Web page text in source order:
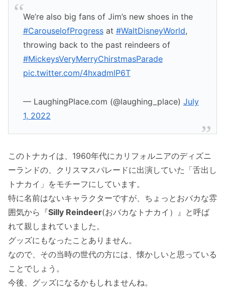
We’re also big fans of Jim’s new shoes in the
#CarouselofProgressat #WaltDisneyWorld,
throwing back to the past reindeers of
#MickeysVeryMerryChirstmasParade
pic.twitter.com/4hxadmlP6T
— LaughingPlace.com (@laughing_place) July
1, 2022
このトナカイは、1960年代にカリフォルニアのディズニ
ーランドの、クリスマスパレードに出演していた「舌出し
トナカイ」をモチーフにしています。
特に名前はないキャラクターですが、ちょっとおバカな雰
囲気から『Silly Reindeer(おバカなトナカイ）』と呼ば
れて親しまれていました。
グッズにもなったことありません。
なので、その当時の世代の方には、懐かしいと思っている
ことでしょう。
今後、グッズになるかもしれませんね。